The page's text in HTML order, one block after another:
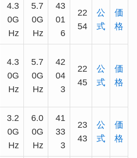
4.3
0G
Hz
5.7
0G
Hz
43
01
6
22
54
公
式
価
格
4.3
0G
Hz
5.7
0G
Hz
42
04
3
22
45
公
式
価
格
3.2
0G
Hz
6.0
0G
Hz
41
33
3
23
43
公
式
価
格